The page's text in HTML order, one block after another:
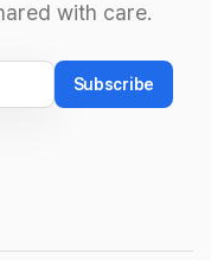
with care.
Subscribe